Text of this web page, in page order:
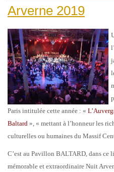
Arverne 2019
Paris intitulée cette année : «
Baltard », « mettant à l’honneur les
culturelles ou humaines du Massif
C’est au Pavillon BALTARD, dans ce
mémorable et extraordinaire Nuit